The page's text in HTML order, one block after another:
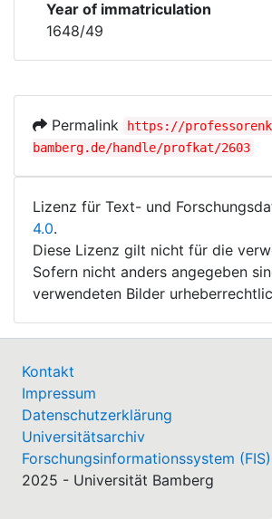
Year of immatriculation
1648/49
Permalink
https://
bamberg.de/handle/profkat/2603
Lizenz für Text- und
4.0.
Diese Lizenz gilt nicht für die
Sofern nicht anders angegeben
verwendeten Bilder
Kontakt
Impressum
Datenschutzerklärung
Universitätsarchiv
Forschungsinformationssystem (FIS)
2025 - Universität Bamberg